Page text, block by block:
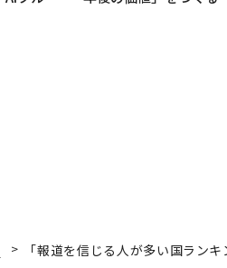
「報道を信じる人が多い国ラン